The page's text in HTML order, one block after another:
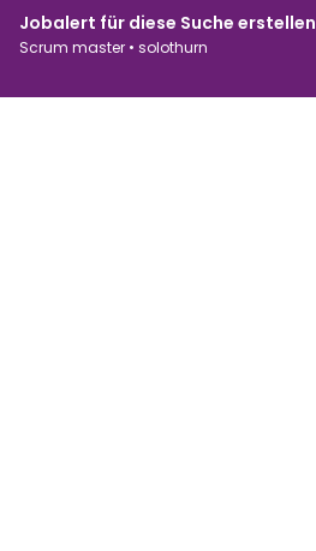
Jobalert für diese Suche erstellen
Scrum master • solothurn